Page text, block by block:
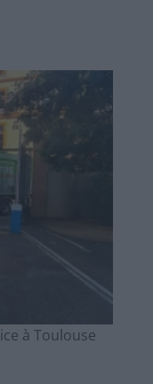
à Toulouse